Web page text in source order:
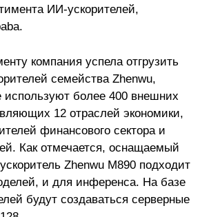
ИИ-ускорителей,
компания успела отгрузить
семейства Zhenwu,
используют более 400 внешних
12 отраслей экономики,
финансового сектора и
Как отмечается, оснащаемый
Zhenwu M890 подходит
и для инференса. На базе
будут создаваться серверные